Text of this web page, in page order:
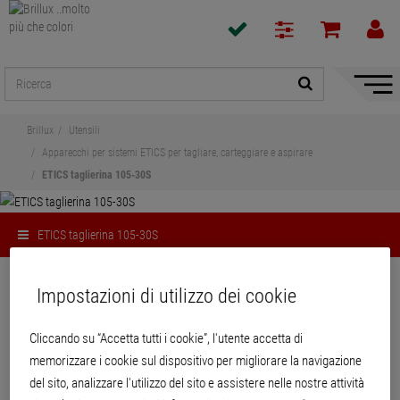
Mostra
Brillux
Utensili
Apparecchi per sistemi ETICS per tagliare, carteggiare e aspirare
ETICS taglierina 105-30S
ETICS taglierina 105-30S
ETICS taglierina 105-30S
Taglierina robusta e facile da utilizzare per il taglio termico di pannelli isolanti
Impostazioni di utilizzo dei cookie
Cliccando su “Accetta tutti i cookie”, l'utente accetta di
memorizzare i cookie sul dispositivo per migliorare la navigazione
del sito, analizzare l'utilizzo del sito e assistere nelle nostre attività